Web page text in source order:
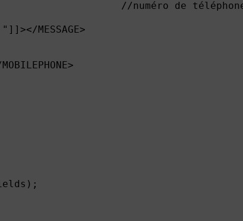
//numéro de téléphone
MESSAGE>